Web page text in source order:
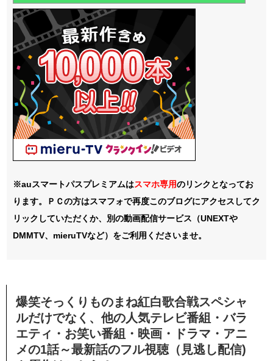
※auスマートパスプレミアムはスマホ専用のリンクとなってお
ります。ＰＣの方はスマフォで再度このブログにアクセスしてク
リックしていただくか、別の動画配信サービス（UNEXTや
DMMTV、mieruTVなど）をご利用くださいませ。
爆笑そっくりものまね紅白歌合戦スペシャ
ルだけでなく、他の人気テレビ番組・バラ
エティ・お笑い番組・映画・ドラマ・アニ
メの1話～最新話のフル視聴（見逃し配信)